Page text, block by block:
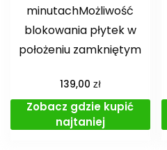
minutachMożliwość
blokowania płytek w
położeniu zamkniętym
139,00 zł
Zobacz gdzie kupić
najtaniej